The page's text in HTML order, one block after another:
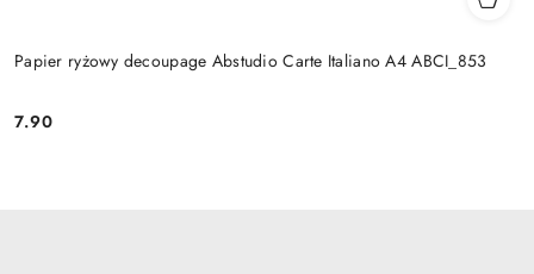
Papier ryżowy decoupage Abstudio Carte Italiano A4 ABCI_853
Cena:
7.90